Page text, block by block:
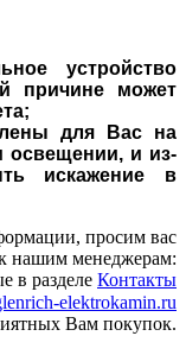
устройство
причине может
для Вас на
освещении, и из-
искажение в
просим вас
нашим менеджерам:
в разделе Контакты
elektrokamin.ru
Вам покупок.